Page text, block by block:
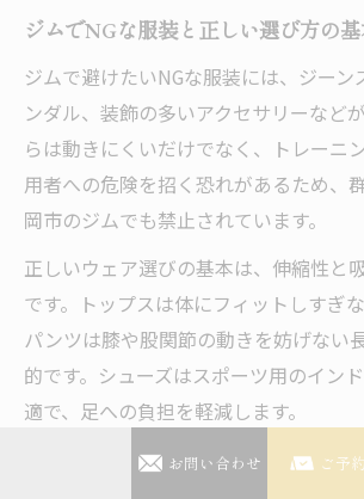
ジムでNGな服装と正しい選び方の
ジムで避けたいNGな服装には、ジーン
ンダル、装飾の多いアクセサリーなど
らは動きにくいだけでなく、トレーニ
用者への危険を招く恐れがあるため、
岡市のジムでも禁止されています。
正しいウェア選びの基本は、伸縮性と
です。トップスは体にフィットしすぎ
パンツは膝や股関節の動きを妨げない
的です。シューズはスポーツ用のインド
適で、足への負担を軽減します。
実際、太田市のジム利用者からは「初
お問い合わせ ご予約